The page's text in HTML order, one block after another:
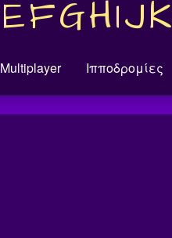
EFGHIJK
Multiplayer Ιπποδρομίες